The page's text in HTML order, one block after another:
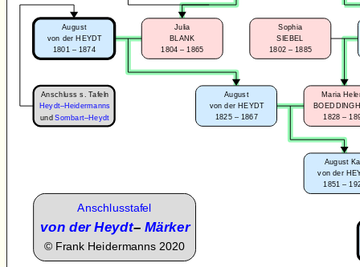
Julia
BLANK
1804 – 1865
August
von der HEYDT
1801 – 1874
Maria
1828 –
August
von der HEYDT
1825 – 1867
August
von der
1851 –
Sophia
SIEBEL
1802 – 1885
Anschluss s. Tafeln
Heydt–Heidermanns
undSombart–Heydt
Anschlusstafel
von der Heydt–Märker
© Frank Heidermanns 2020